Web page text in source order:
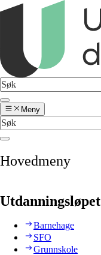
Meny
Hovedmeny
Utdanningsløpet
Barnehage
SFO
Grunnskole